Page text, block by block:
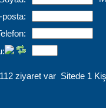
posta:
ziyaret var Sitede 1